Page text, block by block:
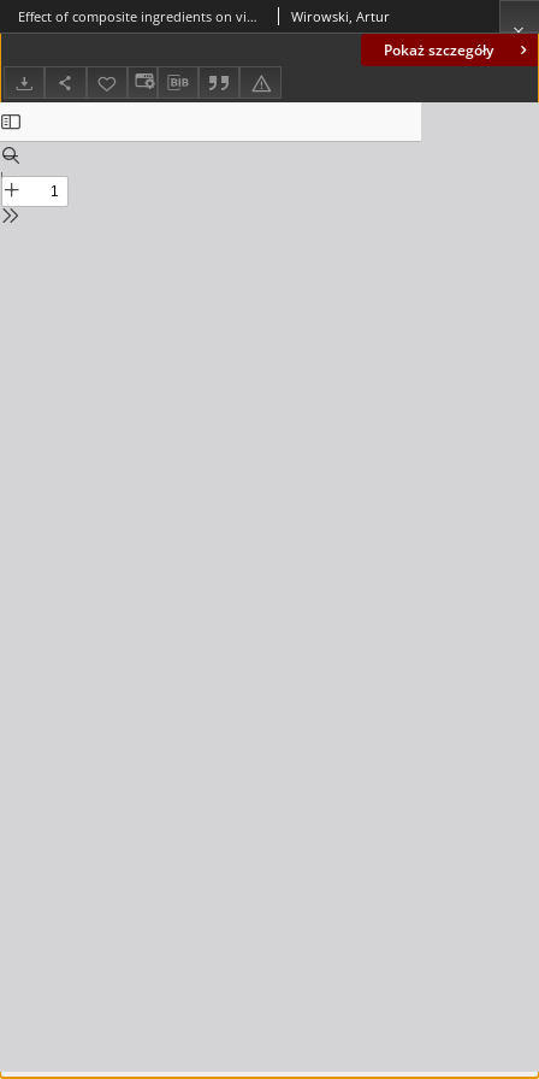
Pokaż szczegóły
Effect of composite ingredients on vibration frequencies of plates made of functionally graded material = Wpływ składników kompozytu na częstości drgań płyt zbudowanych z materiałów o funkcyjnej gradacji własności Wirowski, Artur